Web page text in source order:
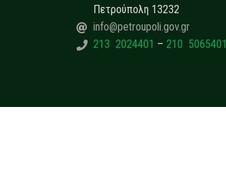
Πετρούπολη 13232
info@petroupoli.gov.gr
213 2024401 – 210 5065401